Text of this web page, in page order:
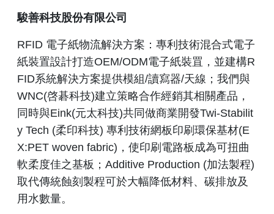
駿善科技股份有限公司
RFID 電子紙物流解決方案：專利技術混合式電子
紙裝置設計打造OEM/ODM電子紙裝罝，並建構R
FID系統解決方案提供模組/讀寫器/天線；我們與
WNC(啓碁科技)建立策略合作經銷其相關產品，
同時與Eink(元太科技)共同做商業開發Twi-Stabilit
y Tech (柔印科技) 專利技術網板印刷環保基材(E
X:PET woven fabric)，使印刷電路板成為可扭曲
軟柔度佳之基板；Additive Production (加法製程)
取代傳統蝕刻製程可於大幅降低材料、碳排放及
用水數量。